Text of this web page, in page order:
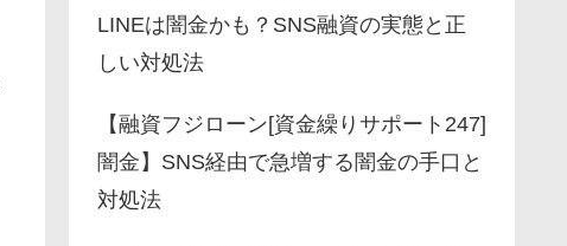
LINEは闇金かも？SNS融資の実態と正
しい対処法
【融資フジローン[資金繰りサポート247]
闇金】SNS経由で急増する闇金の手口と
対処法